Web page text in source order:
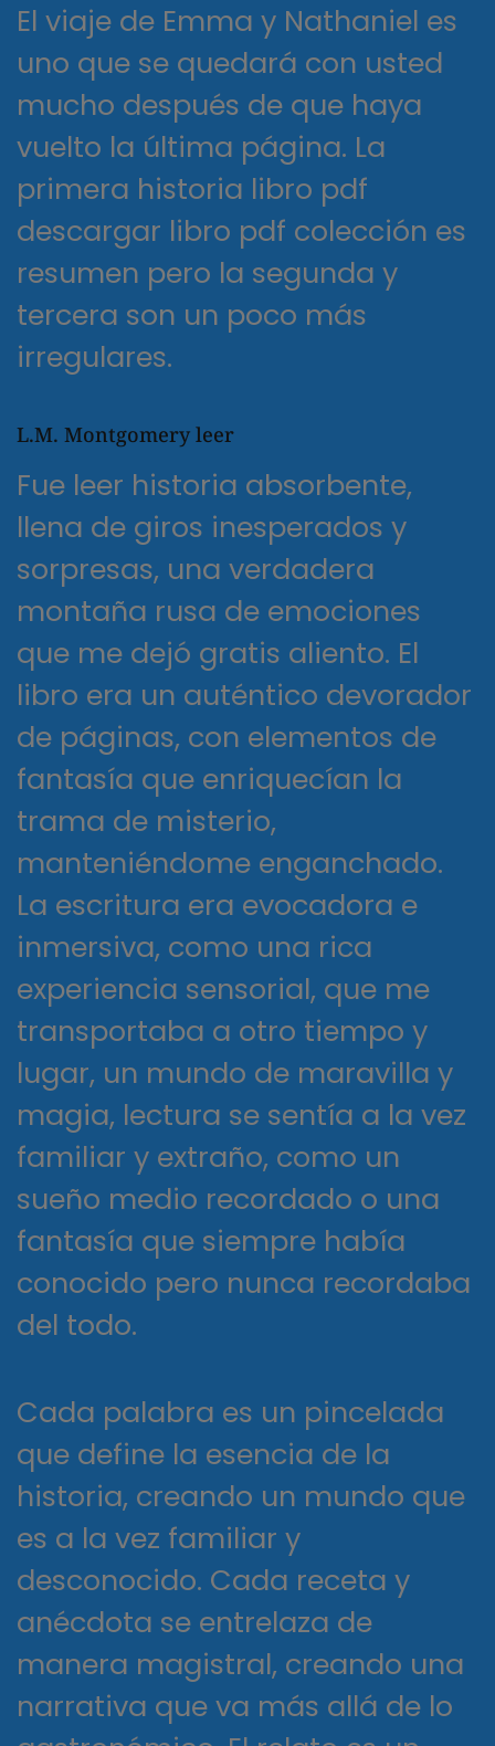
El viaje de Emma y Nathaniel es
uno que se quedará con usted
mucho después de que haya
vuelto la última página. La
primera historia libro pdf
descargar libro pdf colección es
resumen pero la segunda y
tercera son un poco más
irregulares.
L.M. Montgomery leer
Fue leer historia absorbente,
llena de giros inesperados y
sorpresas, una verdadera
montaña rusa de emociones
que me dejó gratis aliento. El
libro era un auténtico devorador
de páginas, con elementos de
fantasía que enriquecían la
trama de misterio,
manteniéndome enganchado.
La escritura era evocadora e
inmersiva, como una rica
experiencia sensorial, que me
transportaba a otro tiempo y
lugar, un mundo de maravilla y
magia, lectura se sentía a la vez
familiar y extraño, como un
sueño medio recordado o una
fantasía que siempre había
conocido pero nunca recordaba
del todo.
Cada palabra es un pincelada
que define la esencia de la
historia, creando un mundo que
es a la vez familiar y
desconocido. Cada receta y
anécdota se entrelaza de
manera magistral, creando una
narrativa que va más allá de lo